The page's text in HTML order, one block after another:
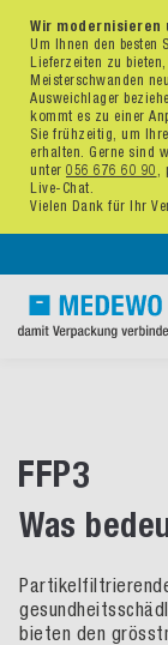
Wir modernisieren
Um Ihnen den besten
Lieferzeiten zu
Meisterschwanden
Ausweichlager
kommt es zu einer
Sie frühzeitig, um
erhalten. Gerne sind
unter 056 676 60 90 ,
Live-Chat.
Vielen Dank für Ihr
FFP3
Was
bieten den